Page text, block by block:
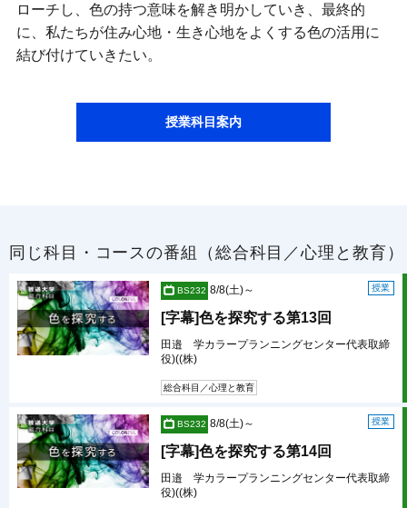
ローチし、色の持つ意味を解き明かしていき、最終的
に、私たちが住み心地・生き心地をよくする色の活用に
結び付けていきたい。
授業科目案内
同じ科目・コースの番組（総合科目／心理と教育）
BS232 授業
8/8(土)～
[字幕]色を探究する第13回
田邉 学カラープランニングセンター代表取締
役)((株)
総合科目／心理と教育
BS232 授業
8/8(土)～
[字幕]色を探究する第14回
田邉 学カラープランニングセンター代表取締
役)((株)